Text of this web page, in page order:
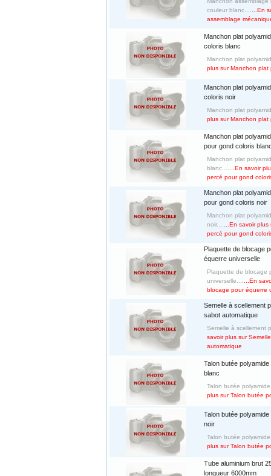
couleur blanc....
...En
assemblage
Manchon plat
coloris blanc
Manchon plat
plus sur Manchon plat
Manchon plat
coloris noir
Manchon plat
plus sur Manchon plat
Manchon plat
pour gond coloris
Manchon plat
blanc....
...En savoir
percé pour gond
Manchon plat
pour gond coloris noir
Manchon plat
noir....
...En savoir
percé pour gond
Plaquette de blocage
équerre universelle
Plaquette de blocage
universelle....
...En
blocage pour équerre
Semelle à scellement
sabot automatique
Semelle à scellement
savoir plus sur
automatique
Talon butée
blanc
Talon butée
plus sur Talon butée
Talon butée
noir
Talon butée
plus sur Talon butée
Tube aluminium brut
longueur 6000mm